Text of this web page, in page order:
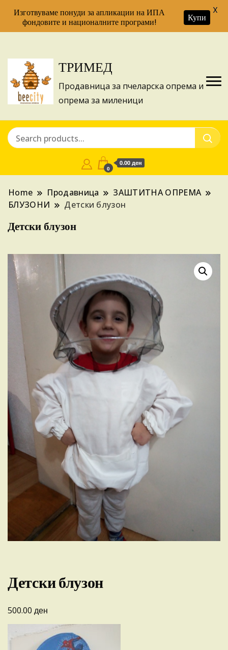
ТРИМЕД
Продавница за пчеларска опрема и
опрема за миленици
0
0.00 ден
Home Продавница
ЗАШТИТНА ОПРЕМА
БЛУЗОНИ
Детски блузон
Детски блузон
Детски блузон
500.00 ден
Изготвуваме понуди за апликации на ИПА
фондовите и националните програми!
Купи
X